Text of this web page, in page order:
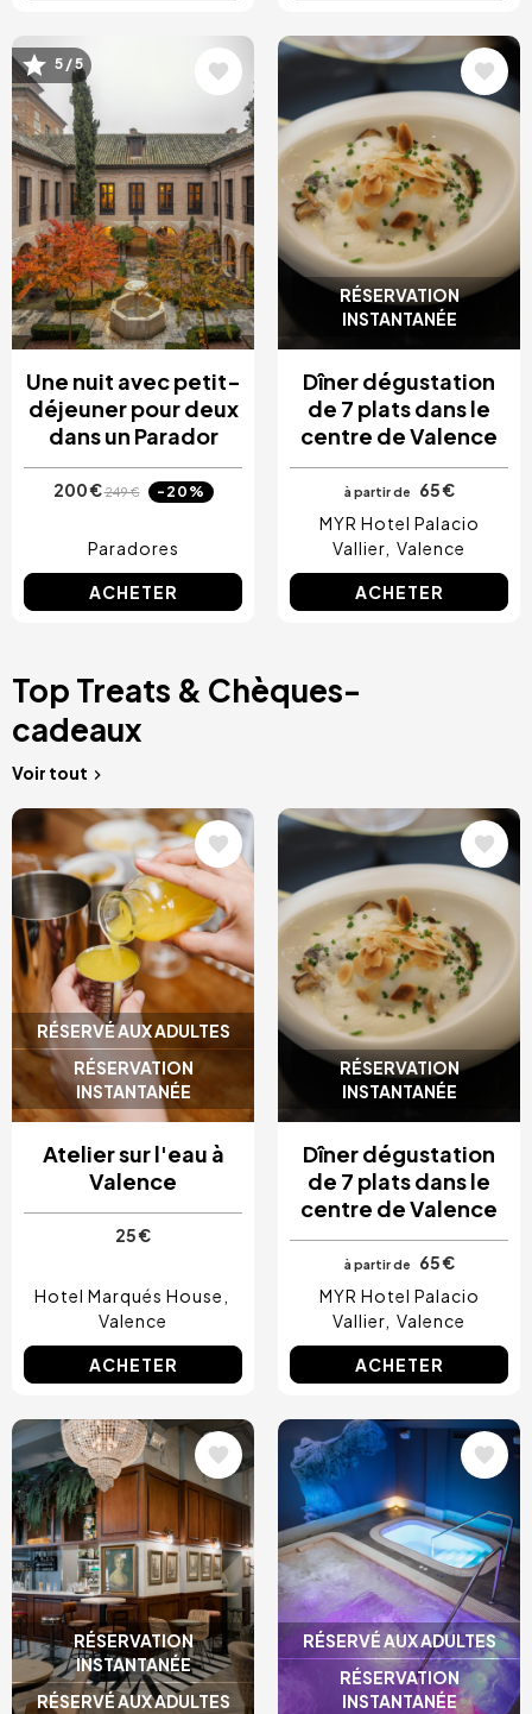
Image
5 / 5
Une nuit avec petit-
déjeuner pour deux
dans un Parador
200 €249 € -20%
Paradores
ACHETER
RÉSERVATION
INSTANTANÉE
Image
Dîner dégustation
de 7 plats dans le
centre de Valence
à partir de
65 €
MYR Hotel Palacio
Vallier Valence
ACHETER
Top Treats & Chèques-
cadeaux
Voir tout
RÉSERVÉ AUX ADULTES
RÉSERVATION
INSTANTANÉE
Image
Atelier sur l'eau à
Valence
25 €
Hotel Marqués House
Valence
ACHETER
RÉSERVATION
INSTANTANÉE
Image
Dîner dégustation
de 7 plats dans le
centre de Valence
à partir de
65 €
MYR Hotel Palacio
Vallier Valence
ACHETER
RÉSERVATION
INSTANTANÉE
RÉSERVÉ AUX ADULTES
Image
RÉSERVÉ AUX ADULTES
RÉSERVATION
INSTANTANÉE
Image